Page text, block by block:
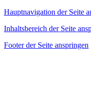
Hauptnavigation der Seite
Inhaltsbereich der Seite
Footer der Seite anspringen